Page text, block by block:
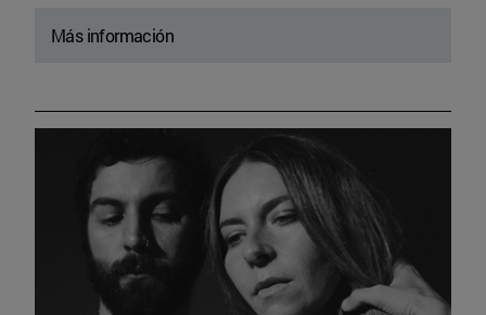
Más información